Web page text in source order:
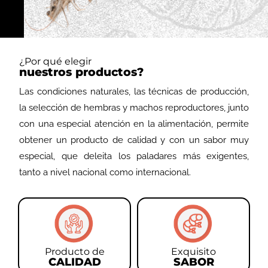
d
¿Por qué elegir
nuestros productos?
Las condiciones naturales, las técnicas de producción,
la selección de hembras y machos reproductores, junto
con una especial atención en la alimentación, permite
obtener un producto de calidad y con un sabor muy
especial, que deleita los paladares más exigentes,
tanto a nivel nacional como internacional.
Producto de
CALIDAD
Exquisito
SABOR